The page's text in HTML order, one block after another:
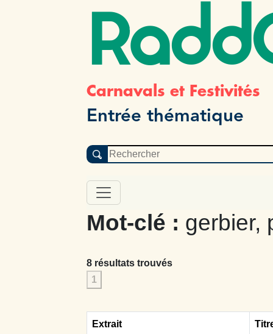
Carnavals et Festivités
Entrée thématique
Mot-clé : gerbier,
8 résultats trouvés
1
Extrait